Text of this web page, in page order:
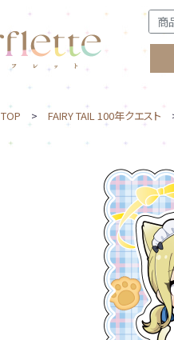
TOP > FAIRY TAIL 100年クエスト